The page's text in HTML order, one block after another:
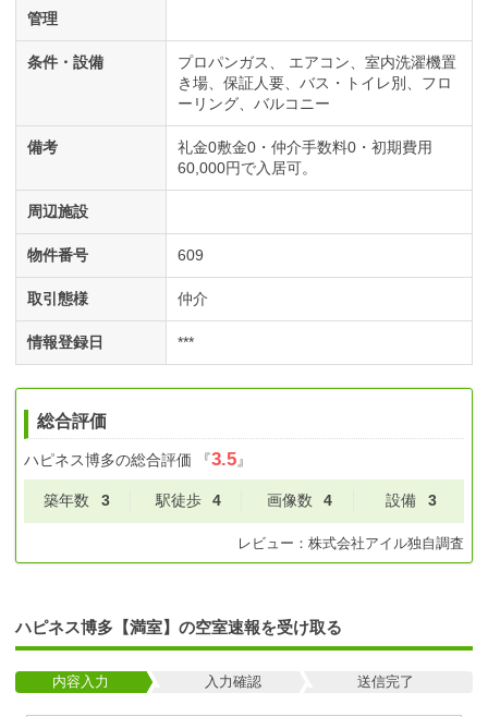
管理
条件・設備 プロパンガス エアコン
室内洗濯機置
き場
保証人要 バス・トイレ別
フロ
ーリング
バルコニー
備考
礼金0敷金0・仲介手数料0・初期費用
60,000円で入居可。
周辺施設
物件番号 609
取引態様 仲介
情報登録日 ***
総合評価
ハピネス博多の総合評価 『3.5』
築年数 3 駅徒歩 4 画像数 4 設備 3
レビュー： 株式会社アイル独自調査
ハピネス博多【満室】の空室速報を受け取る
内容入力 入力確認 送信完了